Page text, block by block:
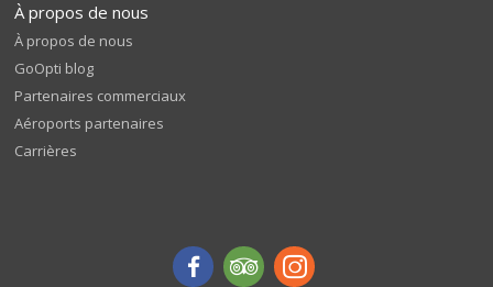
À propos de nous
À propos de nous
GoOpti blog
Partenaires commerciaux
Aéroports partenaires
Carrières